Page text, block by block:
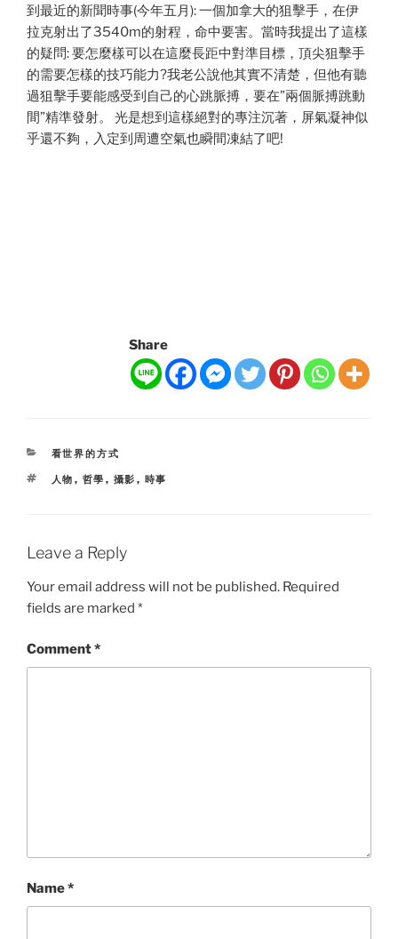
到最近的新聞時事(今年五月): 一個加拿大的狙擊手，在伊
拉克射出了3540m的射程，命中要害。當時我提出了這樣
的疑問: 要怎麼樣可以在這麼長距中對準目標，頂尖狙擊手
的需要怎樣的技巧能力?我老公說他其實不清楚，但他有聽
過狙擊手要能感受到自己的心跳脈搏，要在”兩個脈搏跳動
間”精準發射。 光是想到這樣絕對的專注沉著，屏氣凝神似
乎還不夠，入定到周遭空氣也瞬間凍結了吧!
Share
CATEGORIES
看世界的方式
TAGS
人物 , 哲學 , 攝影 , 時事
Leave a Reply
Your email address will not be published. Required
fields are marked *
Comment*
Name*